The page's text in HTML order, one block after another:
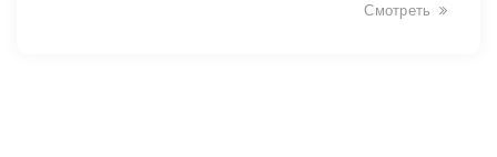
Смотреть